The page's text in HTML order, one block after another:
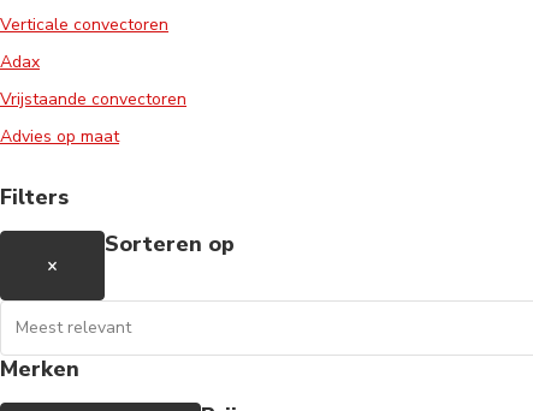
Verticale convectoren
Adax
Vrijstaande convectoren
Advies op maat
Filters
×
Sorteren op
Merken